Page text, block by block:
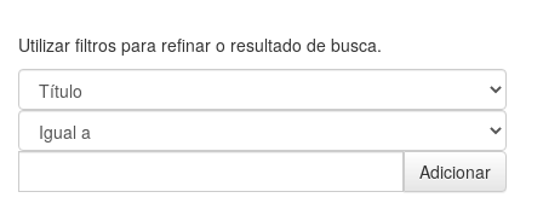
Utilizar filtros para refinar o resultado de busca.